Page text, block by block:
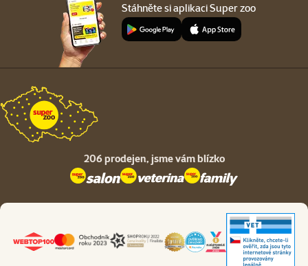
Stáhněte si aplikaci Super zoo
206 prodejen, jsme vám blízko